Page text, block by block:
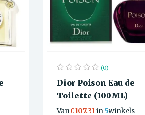
(0)
Dior Poison Eau de
Toilette (100ML)
Van€107.31in5winkels